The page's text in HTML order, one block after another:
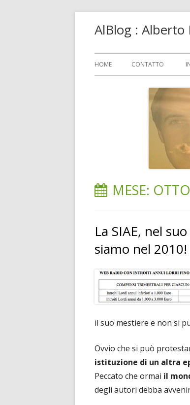
AlBlog :
Menu
principale
HOME CONTATTO
MESE:
La SIAE, nel
siamo nel 2010!
il suo mestiere e non si
Ovvio che si può
istituzione di un altra
Peccato che ormai il
degli autori debba